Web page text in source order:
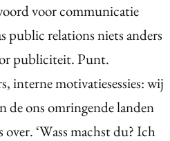
voor communicatie
public relations niets anders
publiciteit. Punt.
interne motivatiesessies: wij
de ons omringende landen
‘Wass machst du? Ich